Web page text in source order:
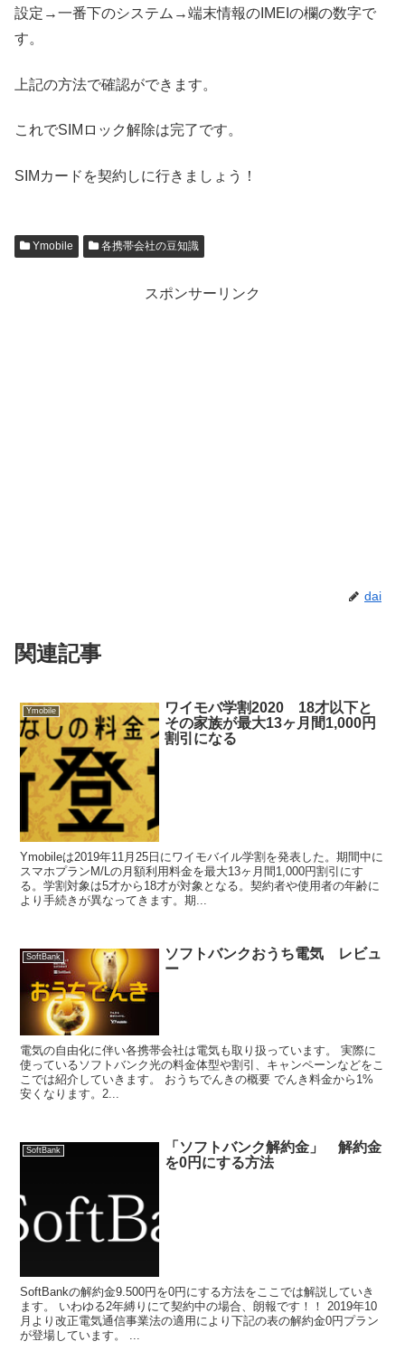
設定→一番下のシステム→端末情報のIMEIの欄の数字で
す。
上記の方法で確認ができます。
これでSIMロック解除は完了です。
SIMカードを契約しに行きましょう！
Ymobile 各携帯会社の豆知識
スポンサーリンク
dai
関連記事
Ymobile
ワイモバ学割2020 18才以下と
その家族が最大13ヶ月間1,000円
割引になる
Ymobileは2019年11月25日にワイモバイル学割を発表した。期間中に
スマホプランM/Lの月額利用料金を最大13ヶ月間1,000円割引にす
る。学割対象は5才から18才が対象となる。契約者や使用者の年齢に
より手続きが異なってきます。期...
SoftBank
ソフトバンクおうち電気 レビュ
ー
電気の自由化に伴い各携帯会社は電気も取り扱っています。 実際に
使っているソフトバンク光の料金体型や割引、キャンペーンなどをこ
こでは紹介していきます。 おうちでんきの概要 でんき料金から1%
安くなります。2...
SoftBank
「ソフトバンク解約金」 解約金
を0円にする方法
SoftBankの解約金9.500円を0円にする方法をここでは解説していき
ます。 いわゆる2年縛りにて契約中の場合、朗報です！！ 2019年10
月より改正電気通信事業法の適用により下記の表の解約金0円プラン
が登場しています。 ...